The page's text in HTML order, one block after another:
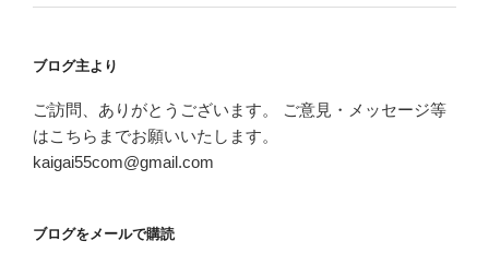
ブログ主より
ご訪問、ありがとうございます。 ご意見・メッセージ等
はこちらまでお願いいたします。
kaigai55com@gmail.com
ブログをメールで購読